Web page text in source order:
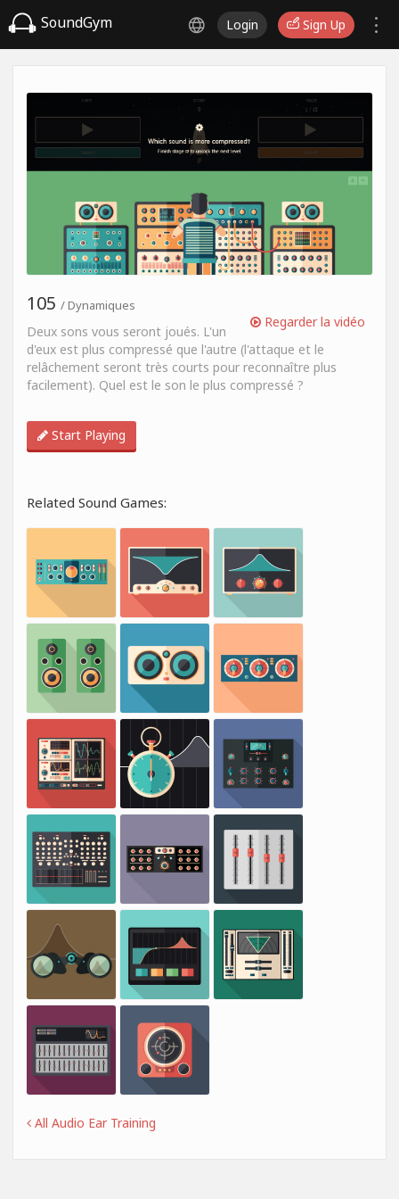
SoundGym Login Sign Up
Regarder la vidéo
105 / Dynamiques
Deux sons vous seront joués. L'un
d'eux est plus compressé que l'autre (l'attaque et le
relâchement seront très courts pour reconnaître plus
facilement). Quel est le son le plus compressé ?
Start Playing
Related Sound Games:
All Audio Ear Training